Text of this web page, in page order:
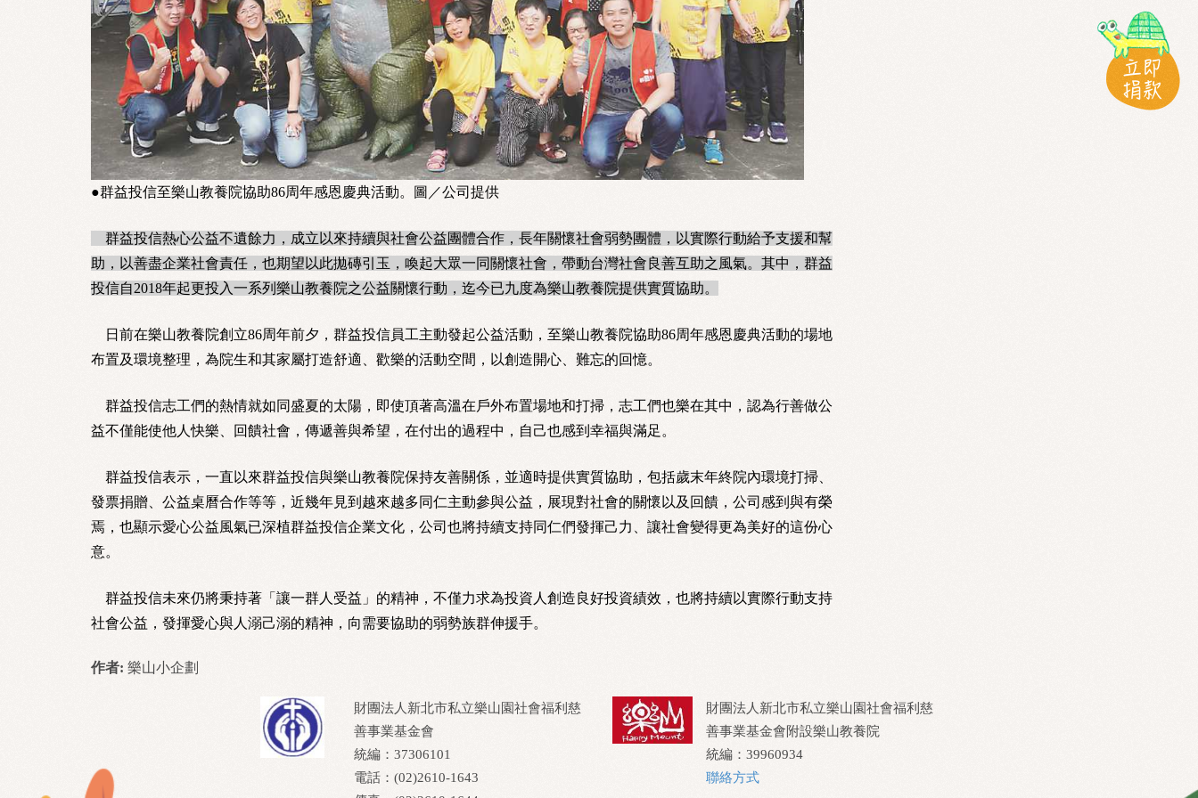
●群益投信至樂山教養院協助86周年感恩慶典活動。圖／公司提供
群益投信熱心公益不遺餘力，成立以來持續與社會公益團體合作，長年關懷社會弱勢團體，以實際行動給予支援和幫
助，以善盡企業社會責任，也期望以此拋磚引玉，喚起大眾一同關懷社會，帶動台灣社會良善互助之風氣。其中，群益
投信自2018年起更投入一系列樂山教養院之公益關懷行動，迄今已九度為樂山教養院提供實質協助。
日前在樂山教養院創立86周年前夕，群益投信員工主動發起公益活動，至樂山教養院協助86周年感恩慶典活動的場地
布置及環境整理，為院生和其家屬打造舒適、歡樂的活動空間，以創造開心、難忘的回憶。
群益投信志工們的熱情就如同盛夏的太陽，即使頂著高溫在戶外布置場地和打掃，志工們也樂在其中，認為行善做公
益不僅能使他人快樂、回饋社會，傳遞善與希望，在付出的過程中，自己也感到幸福與滿足。
群益投信表示，一直以來群益投信與樂山教養院保持友善關係，並適時提供實質協助，包括歲末年終院內環境打掃、
發票捐贈、公益桌曆合作等等，近幾年見到越來越多同仁主動參與公益，展現對社會的關懷以及回饋，公司感到與有榮
焉，也顯示愛心公益風氣已深植群益投信企業文化，公司也將持續支持同仁們發揮己力、讓社會變得更為美好的這份心
意。
群益投信未來仍將秉持著「讓一群人受益」的精神，不僅力求為投資人創造良好投資績效，也將持續以實際行動支持
社會公益，發揮愛心與人溺己溺的精神，向需要協助的弱勢族群伸援手。
作者: 樂山小企劃
財團法人新北市私立樂山園社會福利慈
善事業基金會
統編：37306101
電話：(02)2610-1643
財團法人新北市私立樂山園社會福利慈
善事業基金會附設樂山教養院
統編：39960934
聯絡方式